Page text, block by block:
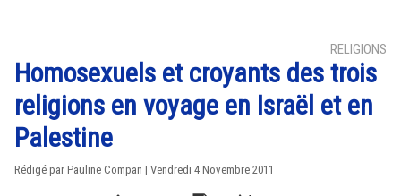
RELIGIONS
Homosexuels et croyants des trois
religions en voyage en Israël et en
Palestine
Rédigé par Pauline Compan | Vendredi 4 Novembre 2011